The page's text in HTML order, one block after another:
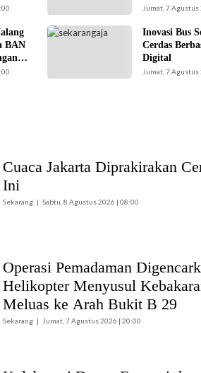
Universitas Ma
Chung dalam
menjaga kepatuhan
Pengabdian
Menjaga
Jumat, 7
BAN
Kepala UPAS Dishub
Nugroho Sejati-
Inovasi Bus
Cerdas
Digital
Jumat, 7
Cuaca Jakarta Diprakirakan
Ini
Sekarang Sabtu, 8 Agustus 2026 | 08:00
Operasi Pemadaman
Helikopter Menyusul
Meluas ke Arah Bukit B 29
Sekarang Jumat, 7 Agustus 2026 | 20:00